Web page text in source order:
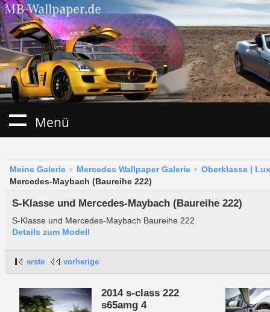
Menü
Meine Galerie Mercedes Wallpaper Galerie
Oberklasse |
Mercedes-Maybach (Baureihe 222)
S-Klasse und Mercedes-Maybach (Baureihe 222)
S-Klasse und Mercedes-Maybach Baureihe 222
Details zum Modell
erste vorherige
2014 s-class 222
s65amg 4